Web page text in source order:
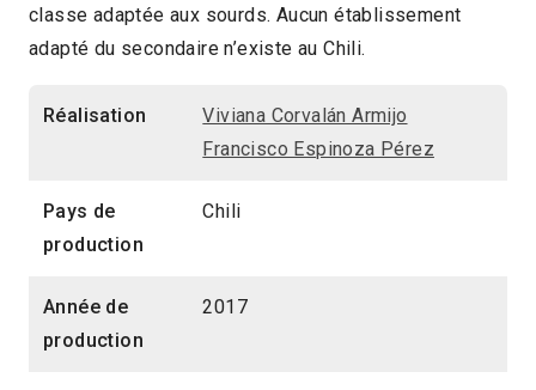
classe adaptée aux sourds. Aucun établissement
adapté du secondaire n’existe au Chili.
Réalisation
Viviana Corvalán Armijo
Francisco Espinoza Pérez
Pays de
production
Chili
Année de
production
2017